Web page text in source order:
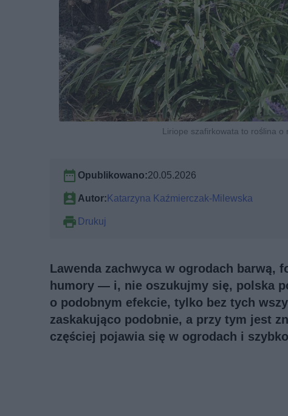
Liriope szafirkowata to roślina o
Opublikowano:20.05.2026
Autor:Katarzyna Kaźmierczak-Milewska
Drukuj
Lawenda zachwyca w ogrodach barwą,
humory — i, nie oszukujmy się, polska
o podobnym efekcie, tylko bez tych
zaskakująco podobnie, a przy tym jest
częściej pojawia się w ogrodach i